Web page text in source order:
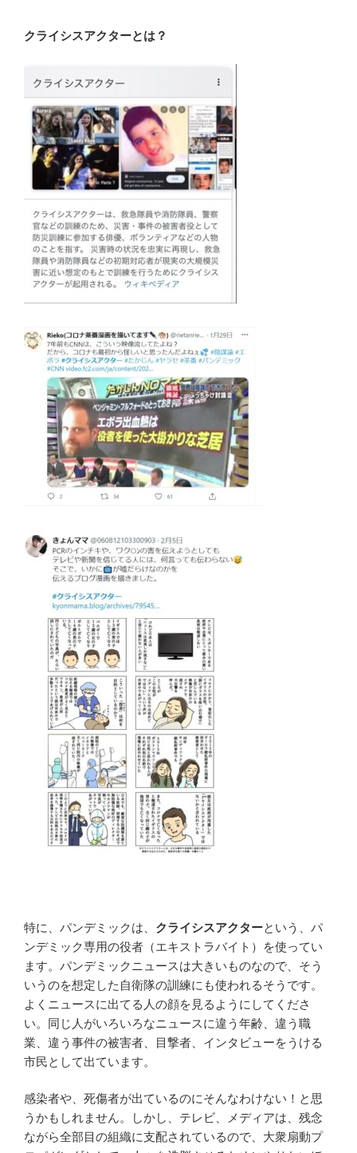
クライシスアクターとは？
特に、パンデミックは、 クライシスアクターという、パ
ンデミック専用の役者（エキストラバイト）を使ってい
ます。パンデミックニュースは大きいものなので、そう
いうのを想定した自衛隊の訓練にも使われるそうです。
よくニュースに出てる人の顔を見るようにしてくださ
い。同じ人がいろいろなニュースに違う年齢、違う職
業、違う事件の被害者、目撃者、インタビューをうける
市民として出ています。
感染者や、死傷者が出ているのにそんなわけない！と思
うかもしれません。しかし、テレビ、メディアは、残念
ながら全部目の組織に支配されているので、大衆扇動プ